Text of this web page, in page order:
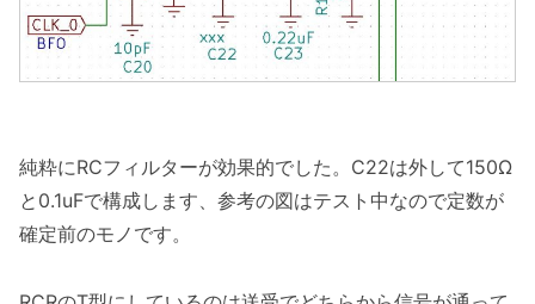
純粋にRCフィルターが効果的でした。C22は外して150Ω
と0.1uFで構成します、参考の図はテスト中なので定数が
確定前のモノです。